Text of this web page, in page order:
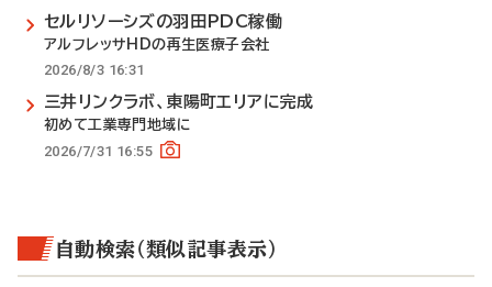
セルリソーシズの羽田PDC稼働
アルフレッサHDの再生医療子会社
2026/8/3 16:31
三井リンクラボ、東陽町エリアに完成
初めて工業専門地域に
2026/7/31 16:55
自動検索（類似記事表示）